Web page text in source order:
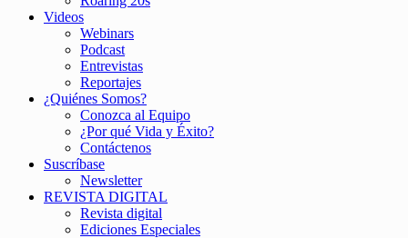
Videos
Webinars
Podcast
Entrevistas
Reportajes
¿Quiénes Somos?
Conozca al Equipo
¿Por qué Vida y Éxito?
Contáctenos
Suscríbase
Newsletter
REVISTA DIGITAL
Revista digital
Ediciones Especiales